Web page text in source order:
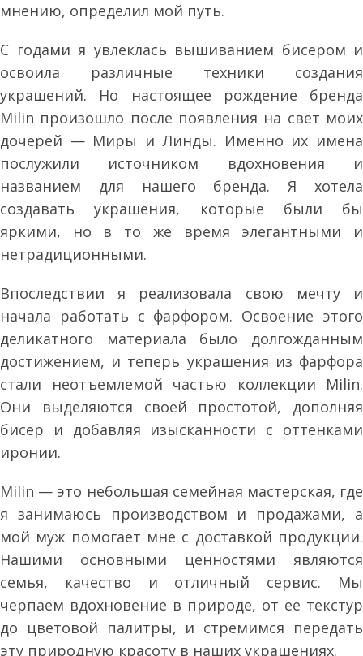
мнению, определил мой путь.
С годами я увлеклась вышиванием бисером и
освоила различные техники создания
украшений. Но настоящее рождение бренда
Milin произошло после появления на свет моих
дочерей — Миры и Линды. Именно их имена
послужили источником вдохновения и
названием для нашего бренда. Я хотела
создавать украшения, которые были бы
яркими, но в то же время элегантными и
нетрадиционными.
Впоследствии я реализовала свою мечту и
начала работать с фарфором. Освоение этого
деликатного материала было долгожданным
достижением, и теперь украшения из фарфора
стали неотъемлемой частью коллекции Milin.
Они выделяются своей простотой, дополняя
бисер и добавляя изысканности с оттенками
иронии.
Milin — это небольшая семейная мастерская, где
я занимаюсь производством и продажами, а
мой муж помогает мне с доставкой продукции.
Нашими основными ценностями являются
семья, качество и отличный сервис. Мы
черпаем вдохновение в природе, от ее текстур
до цветовой палитры, и стремимся передать
эту природную красоту в наших украшениях.